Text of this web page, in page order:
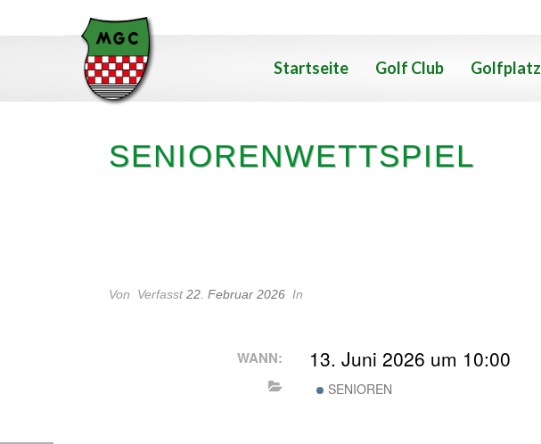
Startseite Golf Club Golfplatz
SENIORENWETTSPIEL
Von Verfasst22. Februar 2026 In
WANN: 13. Juni 2026 um 10:00
SENIOREN